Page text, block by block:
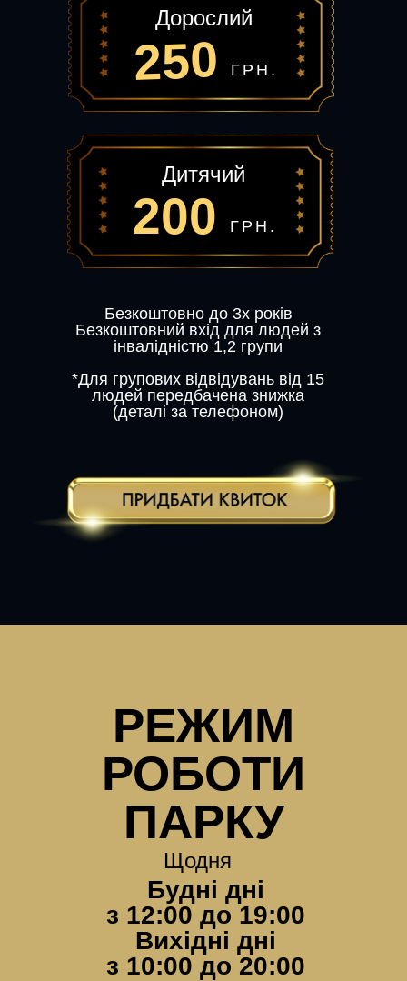
Дитячий
200
Дорослий
250 ГРН.
ГРН.
Безкоштовно до 3х років
Безкоштовний вхід для людей з
інвалідністю 1,2 групи
*Для групових відвідувань від 15
людей передбачена знижка
(деталі за телефоном)
РЕЖИМ
РОБОТИ
ПАРКУ
Щодня
Будні дні
з 12:00 до 19:00
Вихідні дні
з 10:00 до 20:00